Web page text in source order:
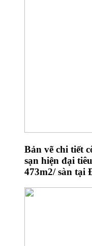
Bản vẽ chi tiết
sạn hiện đại
473m2/ sàn tại